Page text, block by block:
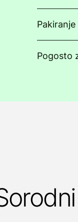
Pakiranje
Pogosto